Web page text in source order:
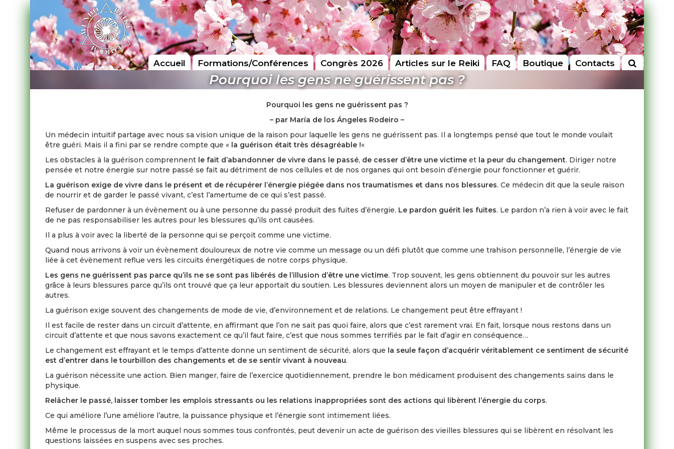
Accueil Formations/Conférences Congrès 2026 Articles sur le Reiki FAQ Boutique Contacts
Pourquoi les gens ne guérissent pas ?
Pourquoi les gens ne guérissent pas ?
– par María de los Ángeles Rodeiro –
Un médecin intuitif partage avec nous sa vision unique de la raison pour laquelle les gens ne guérissent pas. Il a longtemps pensé que tout le monde voulait
être guéri. Mais il a fini par se rendre compte que « la guérison était très désagréable !«
Les obstacles à la guérison comprennent le fait d’abandonner de vivre dans le passé, de cesser d’être une victime et la peur du changement. Diriger notre
pensée et notre énergie sur notre passé se fait au détriment de nos cellules et de nos organes qui ont besoin d’énergie pour fonctionner et guérir.
La guérison exige de vivre dans le présent et de récupérer l’énergie piégée dans nos traumatismes et dans nos blessures. Ce médecin dit que la seule raison
de nourrir et de garder le passé vivant, c’est l’amertume de ce qui s’est passé.
Refuser de pardonner à un évènement ou à une personne du passé produit des fuites d’énergie. Le pardon guérit les fuites. Le pardon n’a rien à voir avec le fait
de ne pas responsabiliser les autres pour les blessures qu’ils ont causées.
Il a plus à voir avec la liberté de la personne qui se perçoit comme une victime.
Quand nous arrivons à voir un évènement douloureux de notre vie comme un message ou un défi plutôt que comme une trahison personnelle, l’énergie de vie
liée à cet évènement reflue vers les circuits énergétiques de notre corps physique.
Les gens ne guérissent pas parce qu’ils ne se sont pas libérés de l’illusion d’être une victime. Trop souvent, les gens obtiennent du pouvoir sur les autres
grâce à leurs blessures parce qu’ils ont trouvé que ça leur apportait du soutien. Les blessures deviennent alors un moyen de manipuler et de contrôler les
autres.
La guérison exige souvent des changements de mode de vie, d’environnement et de relations. Le changement peut être effrayant !
Il est facile de rester dans un circuit d’attente, en affirmant que l’on ne sait pas quoi faire, alors que c’est rarement vrai. En fait, lorsque nous restons dans un
circuit d’attente et que nous savons exactement ce qu’il faut faire, c’est que nous sommes terrifiés par le fait d’agir en conséquence…
Le changement est effrayant et le temps d’attente donne un sentiment de sécurité, alors que la seule façon d’acquérir véritablement ce sentiment de sécurité
est d’entrer dans le tourbillon des changements et de se sentir vivant à nouveau.
La guérison nécessite une action. Bien manger, faire de l’exercice quotidiennement, prendre le bon médicament produisent des changements sains dans le
physique.
Relâcher le passé, laisser tomber les emplois stressants ou les relations inappropriées sont des actions qui libèrent l’énergie du corps.
Ce qui améliore l’une améliore l’autre, la puissance physique et l’énergie sont intimement liées.
Même le processus de la mort auquel nous sommes tous confrontés, peut devenir un acte de guérison des vieilles blessures qui se libèrent en résolvant les
questions laissées en suspens avec ses proches.